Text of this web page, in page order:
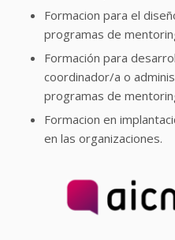
Formacion para el
programas de
Formación para
coordinador/a o
programas de
Formacion en
en las organizaciones.